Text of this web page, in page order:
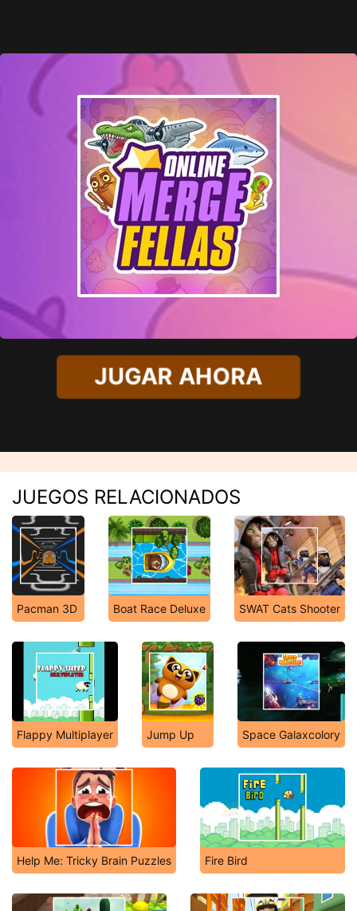
JUGAR AHORA
JUEGOS RELACIONADOS
Pacman 3D Boat Race Deluxe SWAT Cats Shooter
Flappy Multiplayer Jump Up Space Galaxcolory
Help Me: Tricky Brain Puzzles Fire Bird